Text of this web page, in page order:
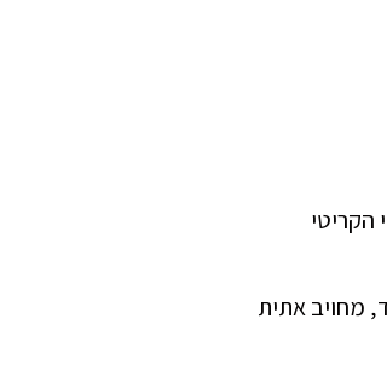
הקריטי
מחויב אתית